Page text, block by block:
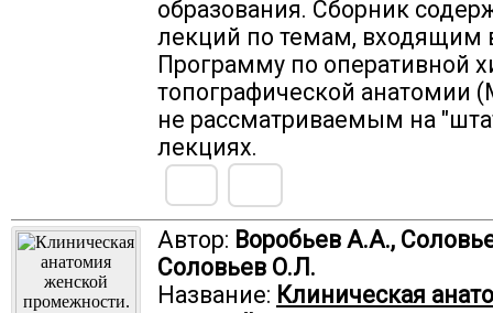
образования. Сборник
лекций по темам, входящим
Программу по оперативной
топографической анатомии
не рассматриваемым на
лекциях.
Автор: Воробьев А.А.,
Соловьев О.Л.
Название: Клиническая